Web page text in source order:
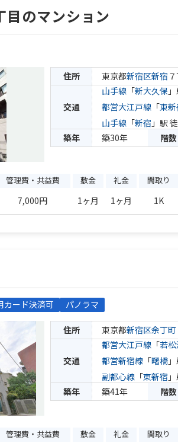
目のマンション
住所 東京都新宿区新宿
交通
山手線 「新大久保
都営大江戸線 「東新
山手線 「新宿 」駅
築年
築30年 階数
管理費・共益費 敷金 礼金 間取り
7,000円 1ヶ月 1ヶ月 1K
カード決済可 パノラマ
住所 東京都新宿区余丁町
交通
都営大江戸線 「若
都営新宿線 「曙橋
副都心線 「東新宿
築年
築41年 階数
管理費・共益費 敷金 礼金 間取り